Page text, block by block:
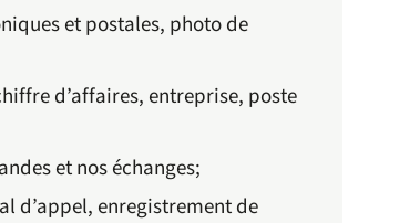
et postales, photo de
d’affaires, entreprise, poste
et nos échanges;
d’appel, enregistrement de